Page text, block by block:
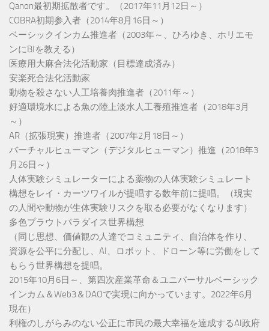
Qanon最初期拡散者です。（2017年11月12日～）
COBRA初期参入者（2014年8月16日～）
ベーシックインカム推進者（2003年～、ひろゆき、ホリエモ
ンにBIを教える）
医療用大麻合法化活動家（目標達成済み）
安楽死合法化活動家
動物を殺さない人工培養肉推進者（2011年～）
好適環境水による魚の陸上淡水人工養殖推進者（2018年3月
～）
AR（拡張現実）推進者（2007年2月18日～）
バーチャルヒューマン（デジタルヒューマン）推進（2018年3
月26日～）
人体実験シミュレーターによる薬物の人体実験シミュレート
構想をレイ・カーツワイルが提唱する数年前に提唱。（現実
の人間や動物が生体実験リスクを取る必要がなくなります）
多色プラウトパラダイス世界構想
（同じ思想、価値観の人達でコミュニティ、自治体を作り、
資源を公平に分配し、AI、ロボット、ドローン等に労働をして
もらう世界構想を提唱。
2015年10月6日～、第四次産業革命＆ユニバーサルベーシック
インカム＆Web3＆DAOで実現に向かっています。2022年6月
現在）
利権のしがらみのない公正に市民の最大幸福を達成するAI政府